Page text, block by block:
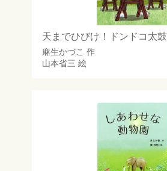
天までひびけ！ドンドコ太鼓
麻生かづこ 作
山本省三 絵